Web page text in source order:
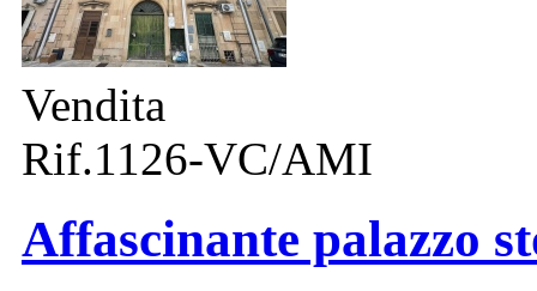
Vendita
Rif.1126-VC/AMI
Affascinante palazzo